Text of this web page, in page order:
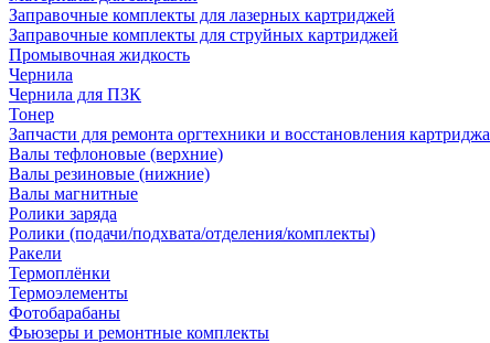
Заправочные комплекты для лазерных картриджей
Заправочные комплекты для струйных картриджей
Промывочная жидкость
Чернила
Чернила для ПЗК
Тонер
Запчасти для ремонта оргтехники и восстановления картриджа
Валы тефлоновые (верхние)
Валы резиновые (нижние)
Валы магнитные
Ролики заряда
Ролики (подачи/подхвата/отделения/комплекты)
Ракели
Термоплёнки
Термоэлементы
Фотобарабаны
Фьюзеры и ремонтные комплекты